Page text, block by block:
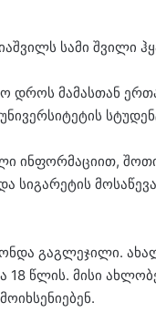
სამი შვი­ლი
მა­მას­თან
ინ­ფორ­მა­ცი­ით,
სი­გა­რე­ტის
გაგ­ლე­ჯი­ლი.
18 წლის. მისი